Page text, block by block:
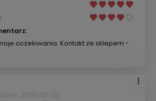
oczekiwania. Kontakt ze sklepem -
2026-01-05